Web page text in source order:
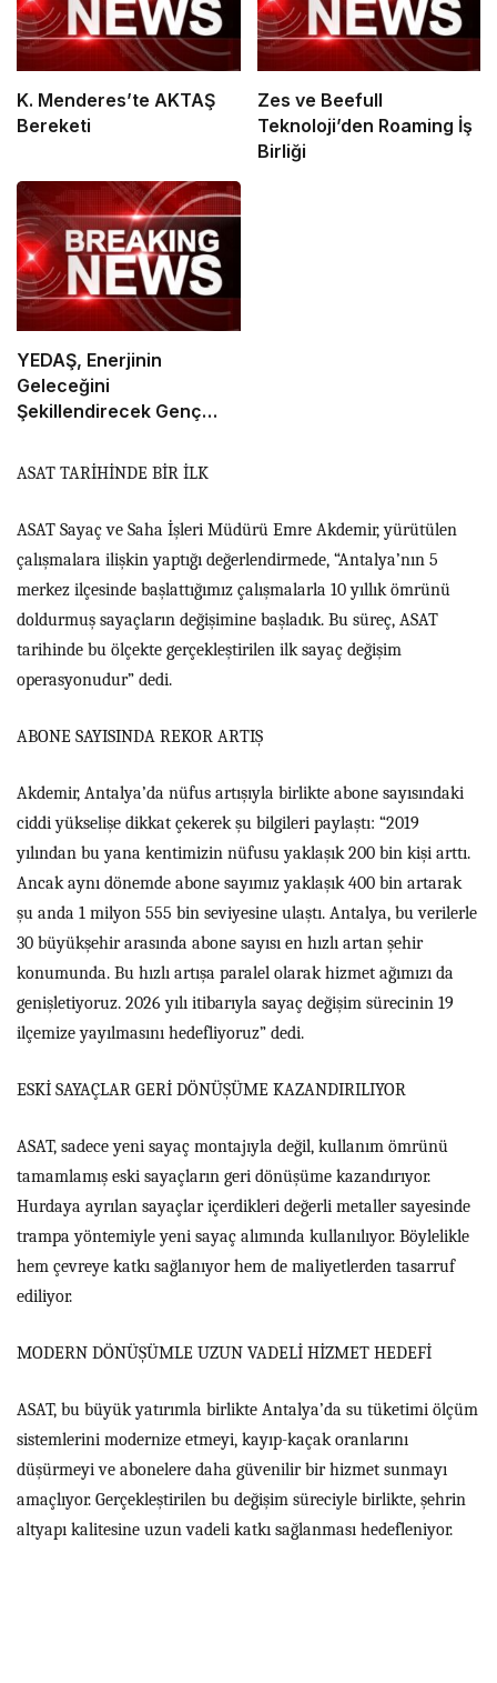
K. Menderes’te AKTAŞ
Bereketi
Zes ve Beefull
Teknoloji’den Roaming İş
Birliği
YEDAŞ, Enerjinin
Geleceğini
Şekillendirecek Genç
ASAT TARİHİNDE BİR İLK
ASAT Sayaç ve Saha İşleri Müdürü Emre Akdemir, yürütülen
çalışmalara ilişkin yaptığı değerlendirmede, “Antalya’nın 5
merkez ilçesinde başlattığımız çalışmalarla 10 yıllık ömrünü
doldurmuş sayaçların değişimine başladık. Bu süreç, ASAT
tarihinde bu ölçekte gerçekleştirilen ilk sayaç değişim
operasyonudur” dedi.
ABONE SAYISINDA REKOR ARTIŞ
Akdemir, Antalya’da nüfus artışıyla birlikte abone sayısındaki
ciddi yükselişe dikkat çekerek şu bilgileri paylaştı: “2019
yılından bu yana kentimizin nüfusu yaklaşık 200 bin kişi arttı.
Ancak aynı dönemde abone sayımız yaklaşık 400 bin artarak
şu anda 1 milyon 555 bin seviyesine ulaştı. Antalya, bu verilerle
30 büyükşehir arasında abone sayısı en hızlı artan şehir
konumunda. Bu hızlı artışa paralel olarak hizmet ağımızı da
genişletiyoruz. 2026 yılı itibarıyla sayaç değişim sürecinin 19
ilçemize yayılmasını hedefliyoruz” dedi.
ESKİ SAYAÇLAR GERİ DÖNÜŞÜME KAZANDIRILIYOR
ASAT, sadece yeni sayaç montajıyla değil, kullanım ömrünü
tamamlamış eski sayaçların geri dönüşüme kazandırıyor.
Hurdaya ayrılan sayaçlar içerdikleri değerli metaller sayesinde
trampa yöntemiyle yeni sayaç alımında kullanılıyor. Böylelikle
hem çevreye katkı sağlanıyor hem de maliyetlerden tasarruf
ediliyor.
MODERN DÖNÜŞÜMLE UZUN VADELİ HİZMET HEDEFİ
ASAT, bu büyük yatırımla birlikte Antalya’da su tüketimi ölçüm
sistemlerini modernize etmeyi, kayıp-kaçak oranlarını
düşürmeyi ve abonelere daha güvenilir bir hizmet sunmayı
amaçlıyor. Gerçekleştirilen bu değişim süreciyle birlikte, şehrin
altyapı kalitesine uzun vadeli katkı sağlanması hedefleniyor.